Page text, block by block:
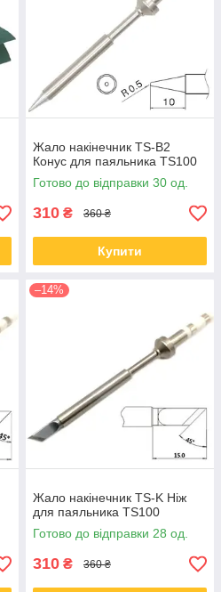
Жало накінечник TS-B2
Конус для паяльника TS100
Готово до відправки 30 од.
310 ₴ 360 ₴
Купити
–14%
Жало накінечник TS-K Ніж
для паяльника TS100
Готово до відправки 28 од.
310 ₴ 360 ₴